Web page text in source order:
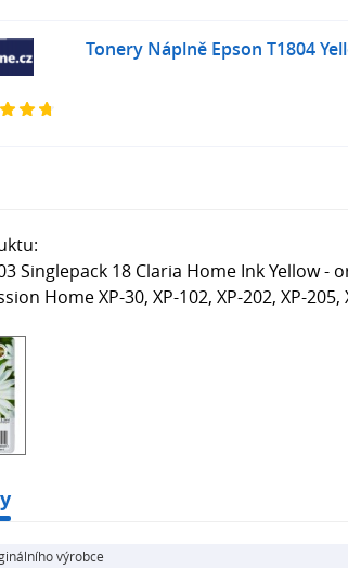
Tonery Náplně Epson T1804
Singlepack 18 Claria Home Ink Yellow -
Home XP-30, XP-102, XP-202, XP-205,
výrobce